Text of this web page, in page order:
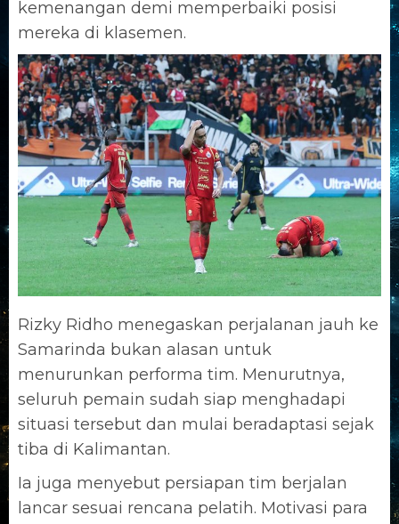
kemenangan demi memperbaiki posisi
mereka di klasemen.
Rizky Ridho menegaskan perjalanan jauh ke
Samarinda bukan alasan untuk
menurunkan performa tim. Menurutnya,
seluruh pemain sudah siap menghadapi
situasi tersebut dan mulai beradaptasi sejak
tiba di Kalimantan.
Ia juga menyebut persiapan tim berjalan
lancar sesuai rencana pelatih. Motivasi para